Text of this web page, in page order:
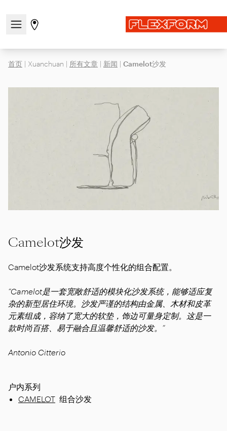
打开/关闭导航菜单
前往商店页面
首页 | Xuanchuan | 所有文章 | 新闻 | Camelot沙发
Camelot沙发
Camelot沙发系统支持高度个性化的组合配置。
“Camelot是一套宽敞舒适的模块化沙发系统，能够适应复
杂的新型居住环境。沙发严谨的结构由金属、木材和皮革
元素组成，容纳了宽大的软垫，饰边可量身定制。这是一
款时尚百搭、易于融合且温馨舒适的沙发。”
Antonio Citterio
户内系列
CAMELOT 组合沙发